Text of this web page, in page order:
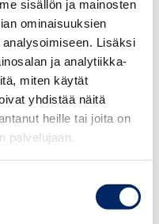
sisällön ja mainosten
ominaisuuksien
Lisäksi
ja analytiikka-
miten käytät
yhdistää näitä
heille tai joita on
palvelujaan.
Eetu Raudas
tuli ensi kertaa
viiden
markkinadata,
oli oikea paikka
on luonut
vuonna lähes